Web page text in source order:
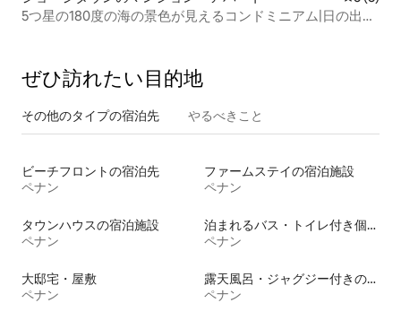
5つ星の180度の海の景色が見えるコンドミニアム|日の出、
ぜひ訪⁠れ⁠た⁠い目⁠的⁠地
その他のタ⁠イ⁠プ⁠の宿⁠泊⁠先 やるべきこと
ビーチフロントの宿泊先
ペナン
ファームステイの宿泊施設
ペナン
タウンハウスの宿泊施設
ペナン
泊まれるバス・トイレ付き個室
ペナン
大邸宅・屋敷
ペナン
露天風呂・ジャグジー付きの宿泊施設
ペナン